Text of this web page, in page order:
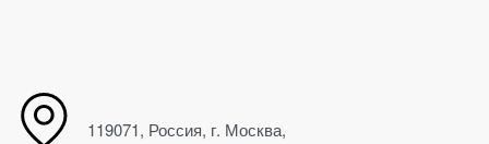
119071, Россия, г. Москва,